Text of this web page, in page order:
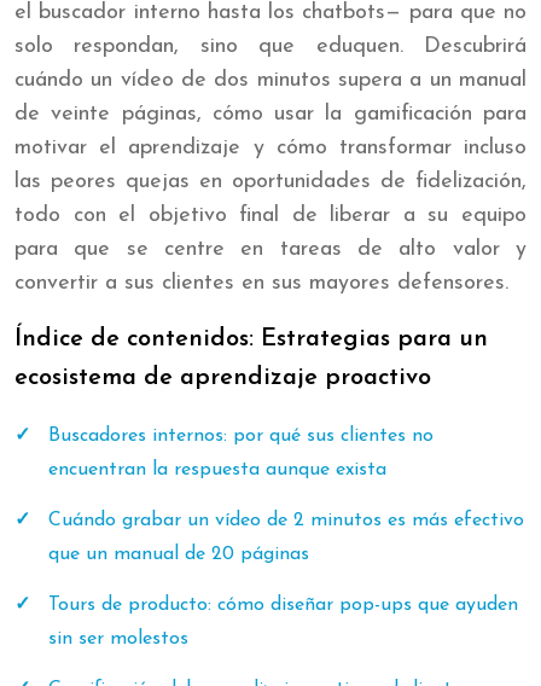
el buscador interno hasta los chatbots— para que no
solo respondan, sino que eduquen. Descubrirá
cuándo un vídeo de dos minutos supera a un manual
de veinte páginas, cómo usar la gamificación para
motivar el aprendizaje y cómo transformar incluso
las peores quejas en oportunidades de fidelización,
todo con el objetivo final de liberar a su equipo
para que se centre en tareas de alto valor y
convertir a sus clientes en sus mayores defensores.
Índice de contenidos: Estrategias para un
ecosistema de aprendizaje proactivo
Buscadores internos: por qué sus clientes no
encuentran la respuesta aunque exista
Cuándo grabar un vídeo de 2 minutos es más efectivo
que un manual de 20 páginas
Tours de producto: cómo diseñar pop-ups que ayuden
sin ser molestos